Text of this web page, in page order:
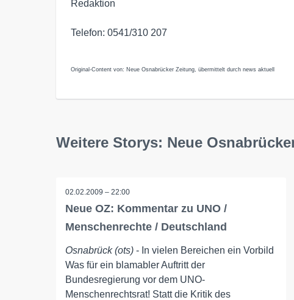
Redaktion
Telefon: 0541/310 207
Original-Content von: Neue Osnabrücker Zeitung, übermittelt durch news aktuell
Weitere Storys: Neue
02.02.2009 – 22:00
Neue OZ: Kommentar zu UNO /
Menschenrechte / Deutschland
Osnabrück (ots) - In vielen Bereichen ein Vorbild
Was für ein blamabler Auftritt der
Bundesregierung vor dem UNO-
Menschenrechtsrat! Statt die Kritik des